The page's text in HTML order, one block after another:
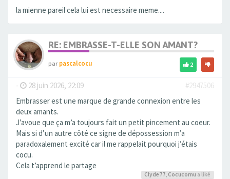
la mienne pareil cela lui est necessaire meme....
RE: EMBRASSE-T-ELLE SON AMANT?
parpascalcocu 2
- 28 juin 2026, 22:09
#2947506
Embrasser est une marque de grande connexion entre les
deux amants.
J’avoue que ça m’a toujours fait un petit pincement au coeur.
Mais si d’un autre côté ce signe de dépossession m’a
paradoxalement excité car il me rappelait pourquoi j’étais
cocu.
Cela t’apprend le partage
Clyde77, Cocucornu a liké